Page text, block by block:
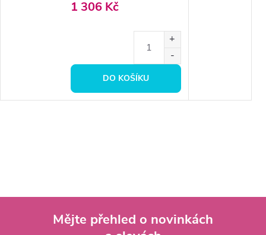
1 306 Kč
DO KOŠÍKU
Mějte přehled o novinkách